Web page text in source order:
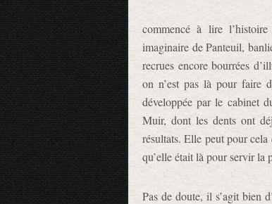
commencé à lire
imaginaire de Panteuil,
recrues encore bourrées
on n’est pas là pour faire
développée par le cabinet
Muir, dont les dents ont
résultats. Elle peut pour
qu’elle était là pour servir la
Pas de doute, il s’agit bien